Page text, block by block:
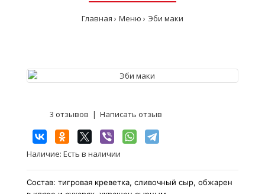
Главная Меню Эби маки
3 отзывов | Написать отзыв
Наличие: Есть в наличии
Состав: тигровая креветка, сливочный сыр, обжарен